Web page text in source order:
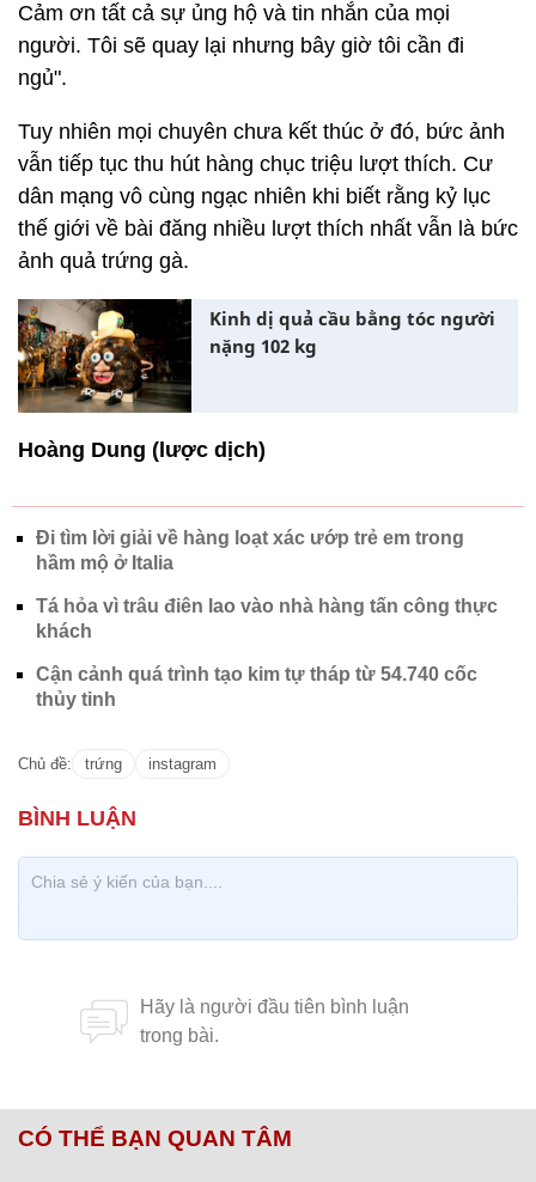
Cảm ơn tất cả sự ủng hộ và tin nhắn của mọi
người. Tôi sẽ quay lại nhưng bây giờ tôi cần đi
ngủ".
Tuy nhiên mọi chuyên chưa kết thúc ở đó, bức ảnh
vẫn tiếp tục thu hút hàng chục triệu lượt thích. Cư
dân mạng vô cùng ngạc nhiên khi biết rằng kỷ lục
thế giới về bài đăng nhiều lượt thích nhất vẫn là bức
ảnh quả trứng gà.
Kinh dị quả cầu bằng tóc người
nặng 102 kg
Hoàng Dung (lược dịch)
Đi tìm lời giải về hàng loạt xác ướp trẻ em trong
hầm mộ ở Italia
Tá hỏa vì trâu điên lao vào nhà hàng tấn công thực
khách
Cận cảnh quá trình tạo kim tự tháp từ 54.740 cốc
thủy tinh
Chủ đề: trứng instagram
CÓ THỂ BẠN QUAN TÂM